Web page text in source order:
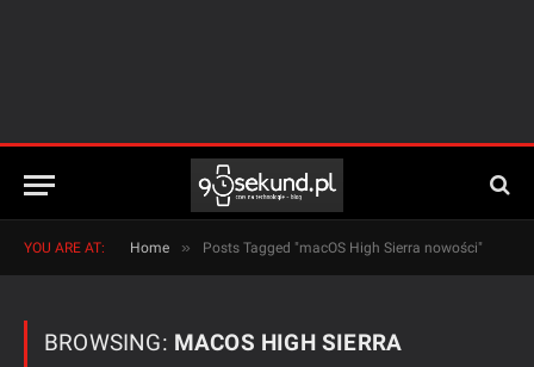
YOU ARE AT: Home » Posts Tagged "macOS High Sierra nowości"
BROWSING: MACOS HIGH SIERRA